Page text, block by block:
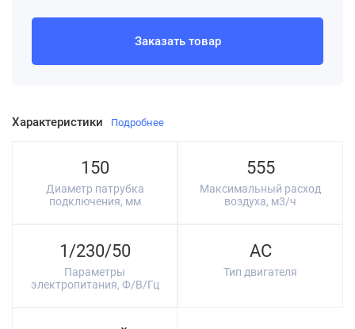
Характеристики Подробнее
150
Диаметр патрубка
подключения, мм
555
Максимальный расход
воздуха, м3/ч
1/230/50
Параметры
электропитания, Ф/В/Гц
AC
Тип двигателя
Заказать товар